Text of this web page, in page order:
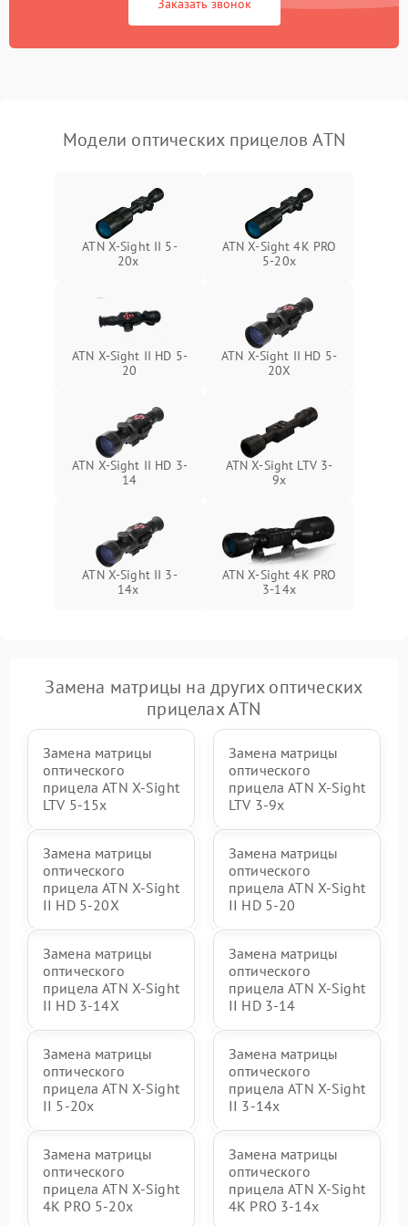
защиты от перегрева
Заказать звонок
Модели оптических прицелов ATN
ATN X-Sight II 5-
20x
ATN X-Sight 4K PRO
5-20x
ATN X-Sight II HD 5-
20
ATN X-Sight II HD 5-
20X
ATN X-Sight II HD 3-
14
ATN X-Sight LTV 3-
9x
ATN X-Sight II 3-
14x
ATN X-Sight 4K PRO
3-14x
Замена матрицы на других оптических
прицелах ATN
Замена матрицы
оптического
прицела ATN X-Sight
LTV 5-15x
Замена матрицы
оптического
прицела ATN X-Sight
LTV 3-9x
Замена матрицы
оптического
прицела ATN X-Sight
II HD 5-20X
Замена матрицы
оптического
прицела ATN X-Sight
II HD 5-20
Замена матрицы
оптического
прицела ATN X-Sight
II HD 3-14X
Замена матрицы
оптического
прицела ATN X-Sight
II HD 3-14
Замена матрицы
оптического
прицела ATN X-Sight
II 5-20x
Замена матрицы
оптического
прицела ATN X-Sight
II 3-14x
Замена матрицы
оптического
прицела ATN X-Sight
4K PRO 5-20x
Замена матрицы
оптического
прицела ATN X-Sight
4K PRO 3-14x